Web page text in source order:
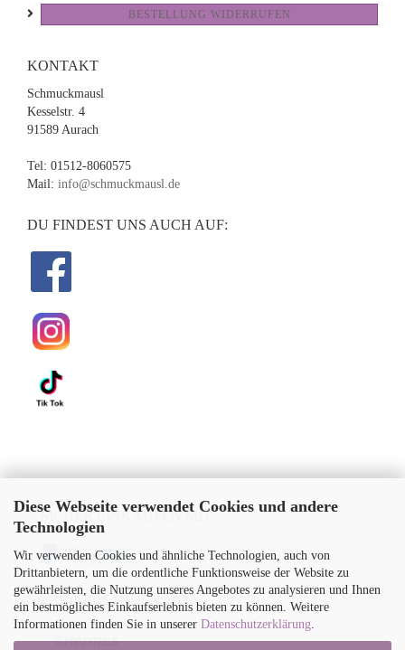
Diese Webseite verwendet Cookies und andere
Technologien
Wir verwenden Cookies und ähnliche Technologien, auch von
Drittanbietern, um die ordentliche Funktionsweise der Website zu
gewährleisten, die Nutzung unseres Angebotes zu analysieren und Ihnen
ein bestmögliches Einkaufserlebnis bieten zu können. Weitere
Informationen finden Sie in unserer Datenschutzerklärung
BESTELLUNG WIDERRUFEN
KONTAKT
Schmuckmausl
Kesselstr. 4
91589 Aurach
Tel: 01512-8060575
Mail: info@schmuckmausl.de
DU FINDEST UNS AUCH AUF:
SICHER EINKAUFEN MIT
WIR VERSENDEN MIT